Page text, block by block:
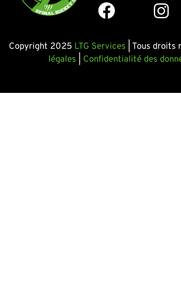
Copyright 2025 LTG Services | Tous droits
légales
Confidentialité des